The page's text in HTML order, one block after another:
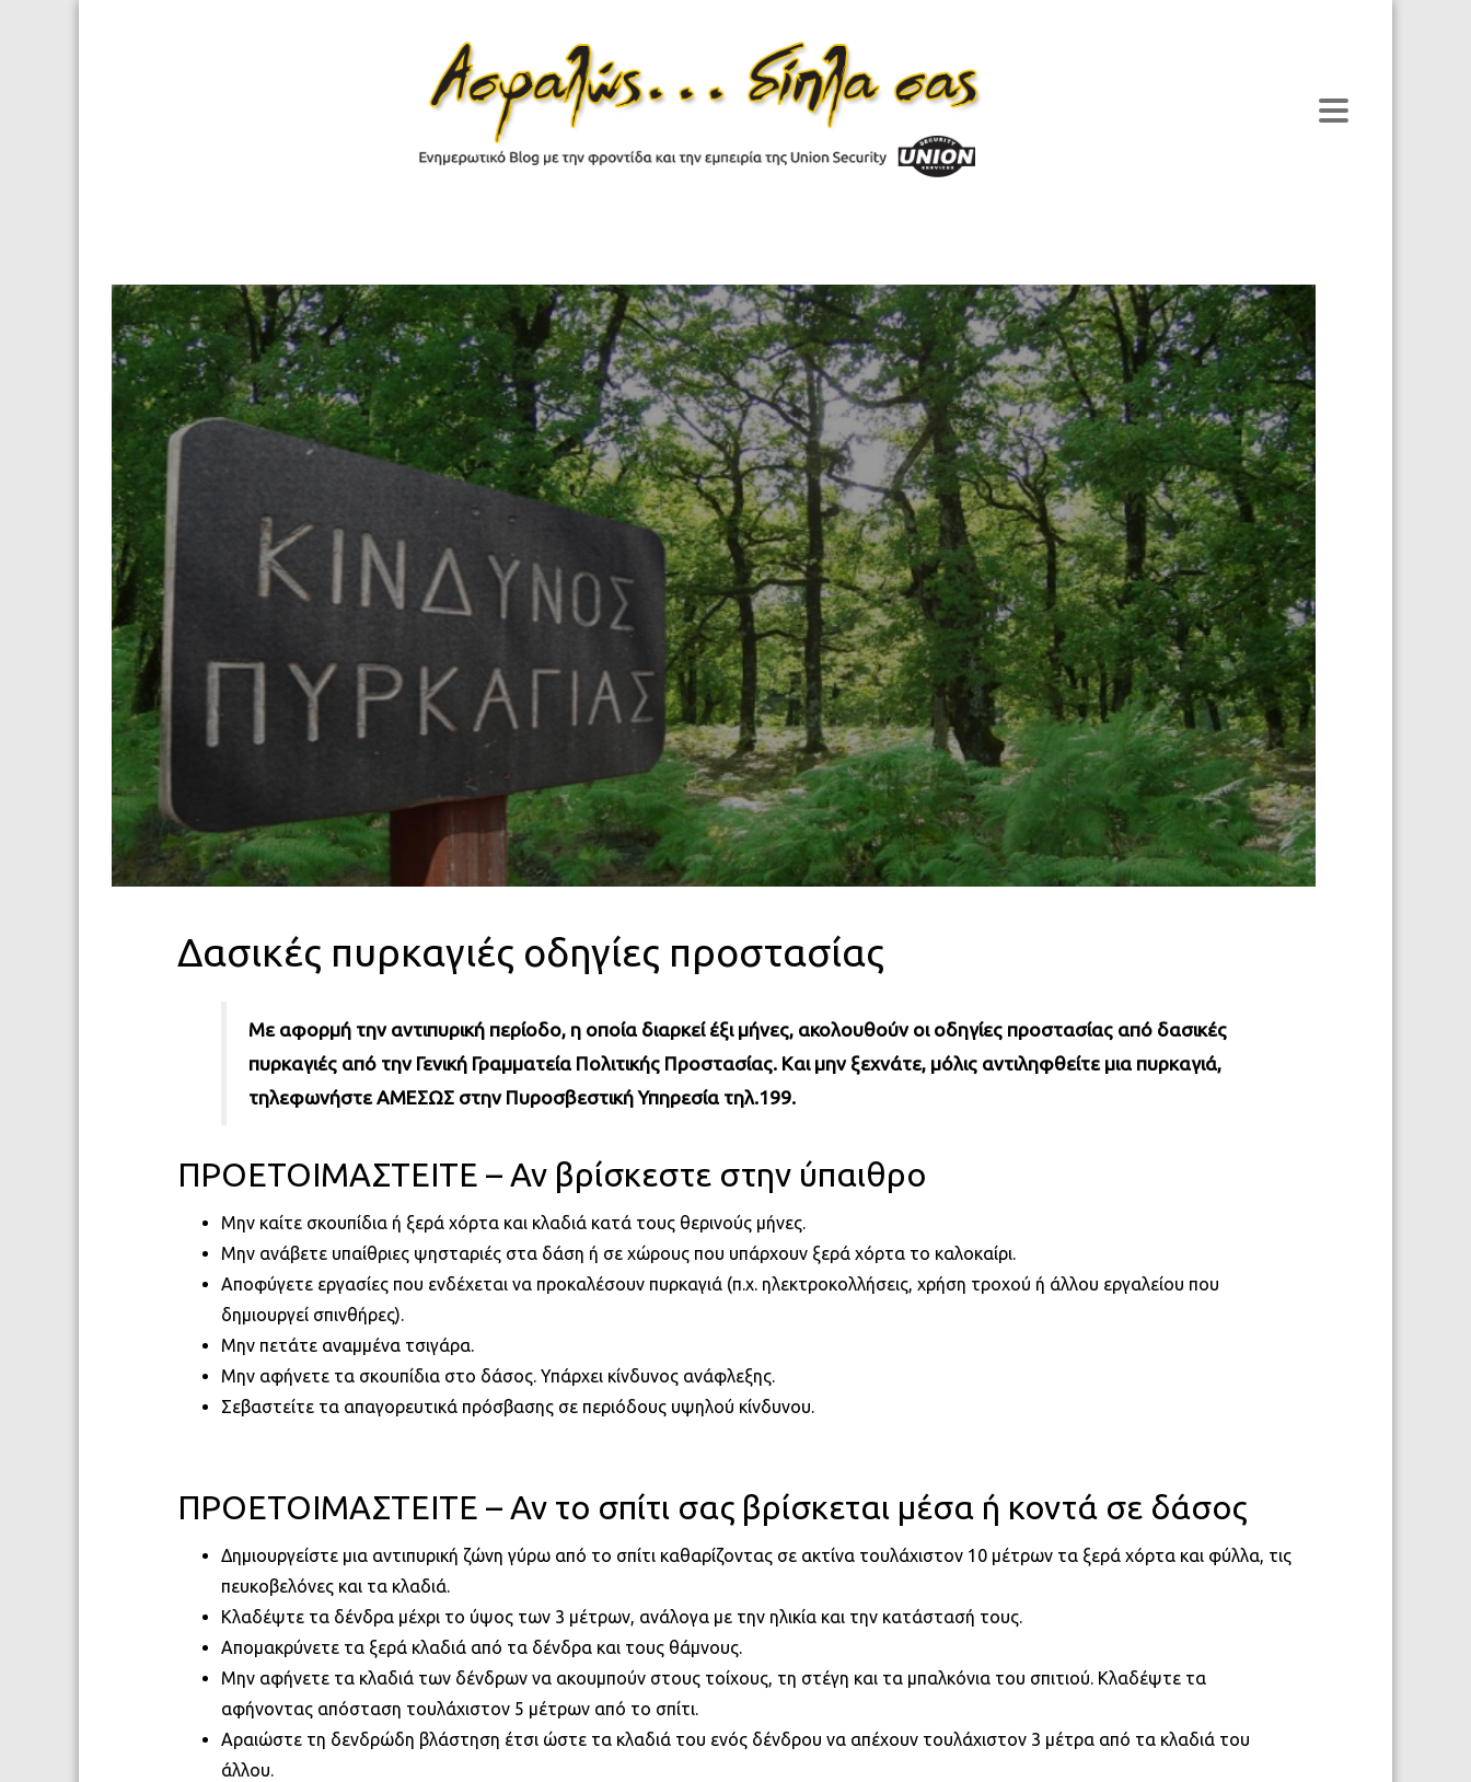
Δασικές πυρκαγιές οδηγίες προστασίας
Με αφορμή την αντιπυρική περίοδο, η οποία διαρκεί έξι μήνες, ακολουθούν οι οδηγίες προστασίας από δασικές
πυρκαγιές από την Γενική Γραμματεία Πολιτικής Προστασίας. Και μην ξεχνάτε, μόλις αντιληφθείτε μια πυρκαγιά,
τηλεφωνήστε ΑΜΕΣΩΣ στην Πυροσβεστική Υπηρεσία τηλ.199.
ΠΡΟΕΤΟΙΜΑΣΤΕΙΤΕ – Αν βρίσκεστε στην ύπαιθρο
Μην καίτε σκουπίδια ή ξερά χόρτα και κλαδιά κατά τους θερινούς μήνες.
Μην ανάβετε υπαίθριες ψησταριές στα δάση ή σε χώρους που υπάρχουν ξερά χόρτα το καλοκαίρι.
Αποφύγετε εργασίες που ενδέχεται να προκαλέσουν πυρκαγιά (π.χ. ηλεκτροκολλήσεις, χρήση τροχού ή άλλου εργαλείου που
δημιουργεί σπινθήρες).
Μην πετάτε αναμμένα τσιγάρα.
Μην αφήνετε τα σκουπίδια στο δάσος. Υπάρχει κίνδυνος ανάφλεξης.
Σεβαστείτε τα απαγορευτικά πρόσβασης σε περιόδους υψηλού κίνδυνου.
ΠΡΟΕΤΟΙΜΑΣΤΕΙΤΕ – Αν το σπίτι σας βρίσκεται μέσα ή κοντά σε δάσος
Δημιουργείστε μια αντιπυρική ζώνη γύρω από το σπίτι καθαρίζοντας σε ακτίνα τουλάχιστον 10 μέτρων τα ξερά χόρτα και φύλλα, τις
πευκοβελόνες και τα κλαδιά.
Κλαδέψτε τα δένδρα μέχρι το ύψος των 3 μέτρων, ανάλογα με την ηλικία και την κατάστασή τους.
Απομακρύνετε τα ξερά κλαδιά από τα δένδρα και τους θάμνους.
Μην αφήνετε τα κλαδιά των δένδρων να ακουμπούν στους τοίχους, τη στέγη και τα μπαλκόνια του σπιτιού. Κλαδέψτε τα
αφήνοντας απόσταση τουλάχιστον 5 μέτρων από το σπίτι.
Αραιώστε τη δενδρώδη βλάστηση έτσι ώστε τα κλαδιά του ενός δένδρου να απέχουν τουλάχιστον 3 μέτρα από τα κλαδιά του
άλλου.